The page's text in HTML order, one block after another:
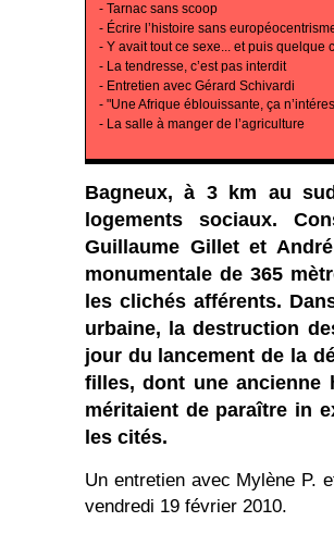
- Tarnac sans scoop
- Écrire l’histoire sans
- Y avait tout ce sexe... et puis quelque
- La tendresse, c’est pas interdit
- Entretien avec Gérard Schivardi
- "Une Afrique éblouissante, ça
- La salle à manger de l’agriculture
Bagneux, à 3 km au
logements sociaux.
Guillaume Gillet et
monumentale de 365
les clichés afférents.
urbaine, la destruction
jour du lancement de la
filles, dont une ancienne
méritaient de paraître in
les cités.
Un entretien avec Mylène P.
vendredi 19 février 2010.